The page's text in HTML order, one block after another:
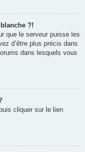
?!
que le serveur puisse les
d’être plus précis dans
dans lesquels vous
cliquer sur le lien